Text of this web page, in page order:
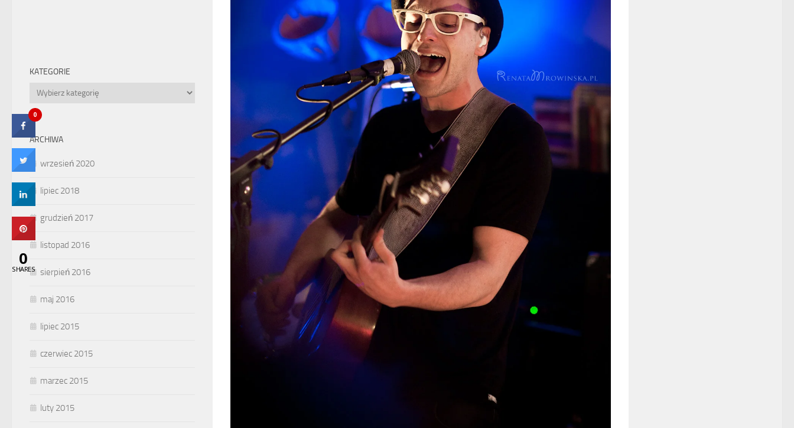
KATEGORIE
Kategorie
ARCHIWA
wrzesień 2020
lipiec 2018
grudzień 2017
listopad 2016
sierpień 2016
maj 2016
lipiec 2015
czerwiec 2015
marzec 2015
luty 2015
0
0
SHARES